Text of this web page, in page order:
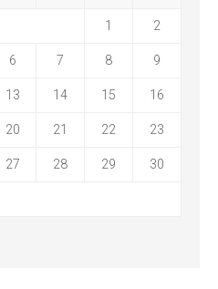
1 2
6 7 8 9
13 14 15 16
20 21 22 23
27 28 29 30